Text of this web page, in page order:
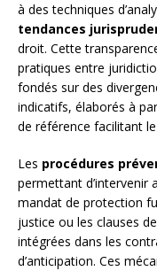
à des techniques
tendances
droit. Cette
pratiques entre
fondés sur des
indicatifs, élaborés à
de référence facilitant
Les procédures
permettant d’intervenir
mandat de protection
justice ou les clauses
intégrées dans les
d’anticipation. Ces